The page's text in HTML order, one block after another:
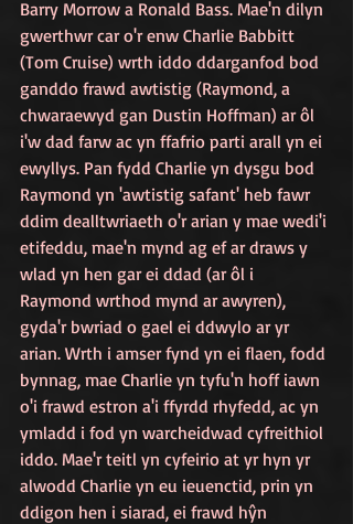
Barry Morrow a Ronald Bass. Mae'n dilyn
gwerthwr car o'r enw Charlie Babbitt
(Tom Cruise) wrth iddo ddarganfod bod
ganddo frawd awtistig (Raymond, a
chwaraewyd gan Dustin Hoffman) ar ôl
i'w dad farw ac yn ffafrio parti arall yn ei
ewyllys. Pan fydd Charlie yn dysgu bod
Raymond yn 'awtistig safant' heb fawr
ddim dealltwriaeth o'r arian y mae wedi'i
etifeddu, mae'n mynd ag ef ar draws y
wlad yn hen gar ei ddad (ar ôl i
Raymond wrthod mynd ar awyren),
gyda'r bwriad o gael ei ddwylo ar yr
arian. Wrth i amser fynd yn ei flaen, fodd
bynnag, mae Charlie yn tyfu'n hoff iawn
o'i frawd estron a'i ffyrdd rhyfedd, ac yn
ymladd i fod yn warcheidwad cyfreithiol
iddo. Mae'r teitl yn cyfeirio at yr hyn yr
alwodd Charlie yn eu ieuenctid, prin yn
ddigon hen i siarad, ei frawd hŷn